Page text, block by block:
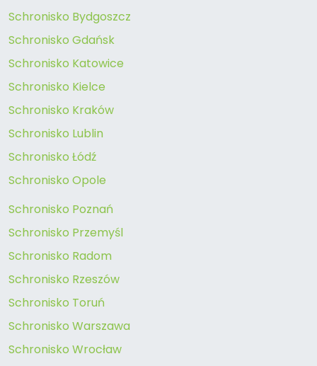
Schronisko Bydgoszcz
Schronisko Gdańsk
Schronisko Katowice
Schronisko Kielce
Schronisko Kraków
Schronisko Lublin
Schronisko Łódź
Schronisko Opole
Schronisko Poznań
Schronisko Przemyśl
Schronisko Radom
Schronisko Rzeszów
Schronisko Toruń
Schronisko Warszawa
Schronisko Wrocław